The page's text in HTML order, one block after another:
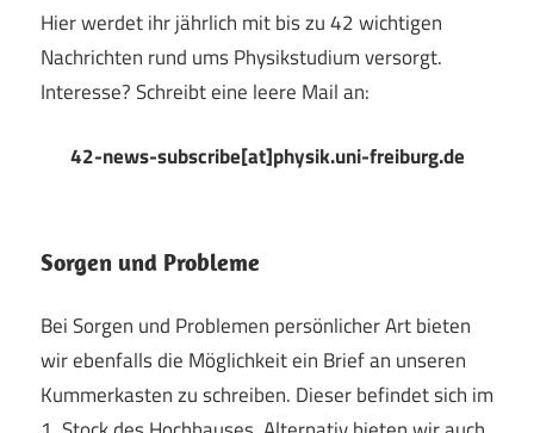
Hier werdet ihr jährlich mit bis zu 42 wichtigen
Nachrichten rund ums Physikstudium versorgt.
Interesse? Schreibt eine leere Mail an:
42-news-subscribe[at]physik.uni-freiburg.de
Sorgen und Probleme
Bei Sorgen und Problemen persönlicher Art bieten
wir ebenfalls die Möglichkeit ein Brief an unseren
Kummerkasten zu schreiben. Dieser befindet sich im